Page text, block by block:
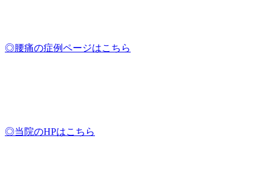
◎腰痛の症例ページはこちら
◎当院のHPはこちら